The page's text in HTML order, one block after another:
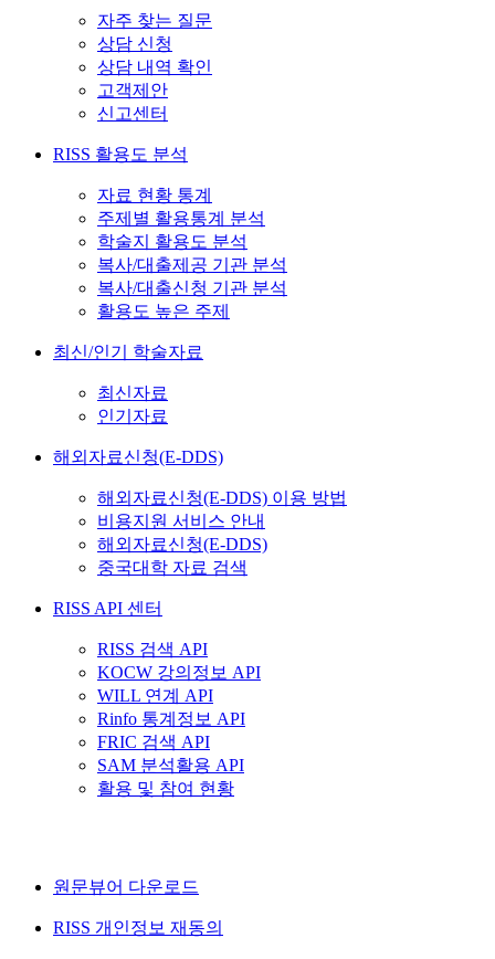
자주 찾는 질문
상담 신청
상담 내역 확인
고객제안
신고센터
RISS 활용도 분석
자료 현황 통계
주제별 활용통계 분석
학술지 활용도 분석
복사/대출제공 기관 분석
복사/대출신청 기관 분석
활용도 높은 주제
최신/인기 학술자료
최신자료
인기자료
해외자료신청(E-DDS)
해외자료신청(E-DDS) 이용 방법
비용지원 서비스 안내
해외자료신청(E-DDS)
중국대학 자료 검색
RISS API 센터
RISS 검색 API
KOCW 강의정보 API
WILL 연계 API
Rinfo 통계정보 API
FRIC 검색 API
SAM 분석활용 API
활용 및 참여 현황
원문뷰어 다운로드
RISS 개인정보 재동의